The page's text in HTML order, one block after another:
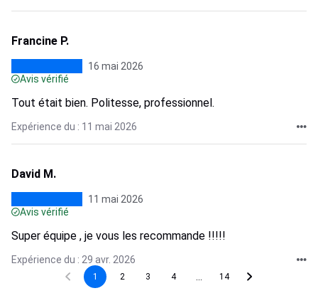
Francine P.
16 mai 2026
Avis vérifié
Tout était bien. Politesse, professionnel.
Expérience du : 11 mai 2026
David M.
11 mai 2026
Avis vérifié
Super équipe , je vous les recommande !!!!!
Expérience du : 29 avr. 2026
1 2 3 4 14